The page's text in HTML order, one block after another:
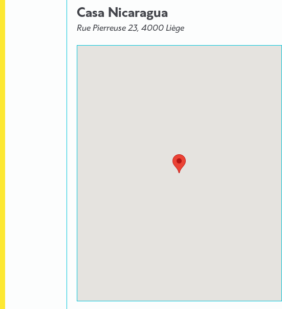
Casa Nicaragua
Rue Pierreuse 23, 4000 Liège